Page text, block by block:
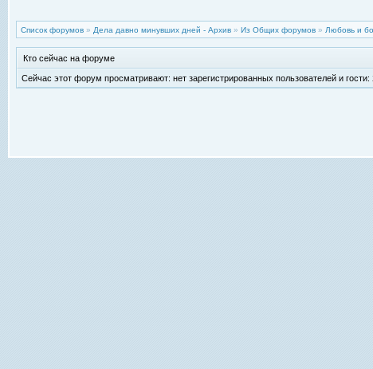
Список форумов » Дела давно минувших дней - Архив » Из Общих форумов » Любовь и
Кто сейчас на форуме
Сейчас этот форум просматривают: нет зарегистрированных пользователей и гости: